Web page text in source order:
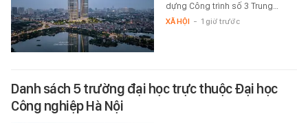
dựng Công trình số 3 Trung…
XÃ HỘI - 1 giờ trước
Danh sách 5 trường đại học trực thuộc Đại học
Công nghiệp Hà Nội